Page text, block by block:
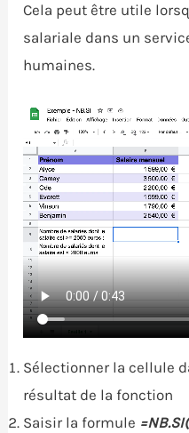
Cela peut être utile
salariale dans un
humaines.
Sélectionner la cellule
résultat de la fonction
Saisir la formule